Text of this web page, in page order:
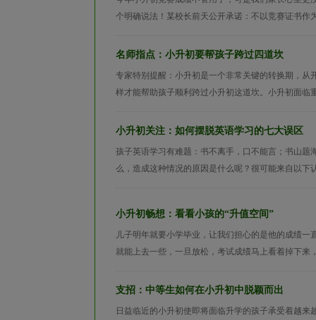
个明确说法！某校长前天公开承诺：不以竞赛证书作
名师指点：小升初要帮孩子跨过四道坎
专家特别提醒：小升初是一个非常关键的转换期，
样才能帮助孩子顺利跨过小升初这道坎。小升初面临
小升初关注：如何摆脱英语学习的七大误区
孩子英语学习有难题：书不离手，口不能言；书山题
么，造成这种情况的原因是什么呢？很可能来自以下
小升初畅想：看看小孩的“升值空间”
儿子明年就要小学毕业，让我们担心的是他的成绩
就能上去一些，一旦放松，考试成绩马上看着掉下来
支招：中等生如何在小升初中脱颖而出
日益临近的小升初使即将面临升学的孩子承受着越